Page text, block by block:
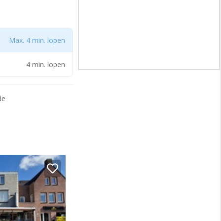
is de grote
het seizoen is het
Max. 4 min. lopen
4 min. lopen